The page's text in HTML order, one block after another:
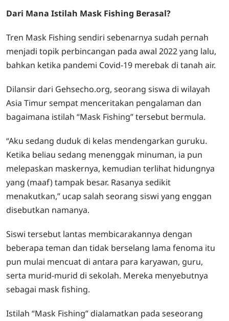
Dari Mana Istilah Mask Fishing Berasal?
Tren Mask Fishing sendiri sebenarnya sudah pernah
menjadi topik perbincangan pada awal 2022 yang lalu,
bahkan ketika pandemi Covid-19 merebak di tanah air.
Dilansir dari Gehsecho.org, seorang siswa di wilayah
Asia Timur sempat menceritakan pengalaman dan
bagaimana istilah “Mask Fishing” tersebut bermula.
“Aku sedang duduk di kelas mendengarkan guruku.
Ketika beliau sedang menenggak minuman, ia pun
melepaskan maskernya, kemudian terlihat hidungnya
yang (maaf) tampak besar. Rasanya sedikit
menakutkan,” ucap salah seorang siswi yang enggan
disebutkan namanya.
Siswi tersebut lantas membicarakannya dengan
beberapa teman dan tidak berselang lama fenoma itu
pun mulai mencuat di antara para karyawan, guru,
serta murid-murid di sekolah. Mereka menyebutnya
sebagai mask fishing.
Istilah “Mask Fishing” dialamatkan pada seseorang